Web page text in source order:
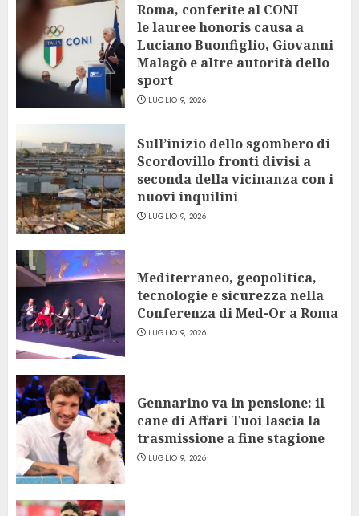
Roma, conferite al CONI
le lauree honoris causa a
Luciano Buonfiglio, Giovanni
Malagò e altre autorità dello
sport
LUGLIO 9, 2026
Sull’inizio dello sgombero di
Scordovillo fronti divisi a
seconda della vicinanza con i
nuovi inquilini
LUGLIO 9, 2026
Mediterraneo, geopolitica,
tecnologie e sicurezza nella
Conferenza di Med-Or a Roma
LUGLIO 9, 2026
Gennarino va in pensione: il
cane di Affari Tuoi lascia la
trasmissione a fine stagione
LUGLIO 9, 2026